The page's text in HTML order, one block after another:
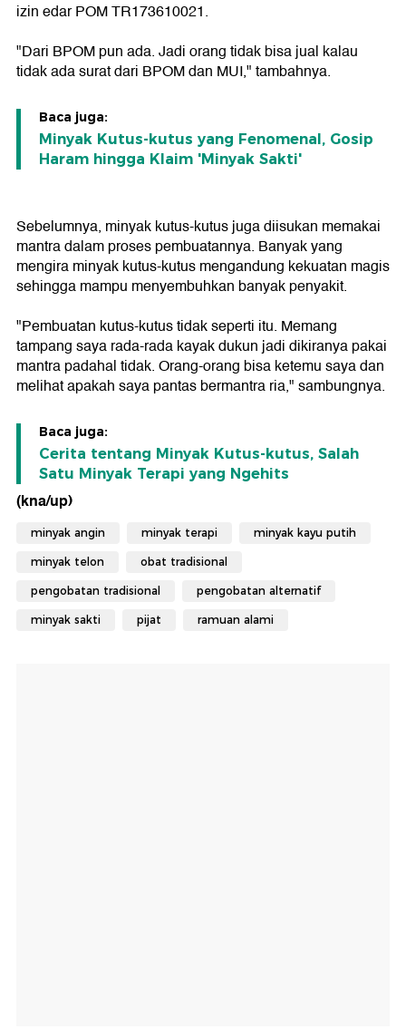
izin edar POM TR173610021.
"Dari BPOM pun ada. Jadi orang tidak bisa jual kalau
tidak ada surat dari BPOM dan MUI," tambahnya.
Baca juga:
Minyak Kutus-kutus yang Fenomenal, Gosip
Haram hingga Klaim 'Minyak Sakti'
Sebelumnya, minyak kutus-kutus juga diisukan memakai
mantra dalam proses pembuatannya. Banyak yang
mengira minyak kutus-kutus mengandung kekuatan magis
sehingga mampu menyembuhkan banyak penyakit.
"Pembuatan kutus-kutus tidak seperti itu. Memang
tampang saya rada-rada kayak dukun jadi dikiranya pakai
mantra padahal tidak. Orang-orang bisa ketemu saya dan
melihat apakah saya pantas bermantra ria," sambungnya.
Baca juga:
Cerita tentang Minyak Kutus-kutus, Salah
Satu Minyak Terapi yang Ngehits
(kna/up)
minyak angin minyak terapi minyak kayu putih
minyak telon obat tradisional
pengobatan tradisional pengobatan alternatif
minyak sakti pijat ramuan alami